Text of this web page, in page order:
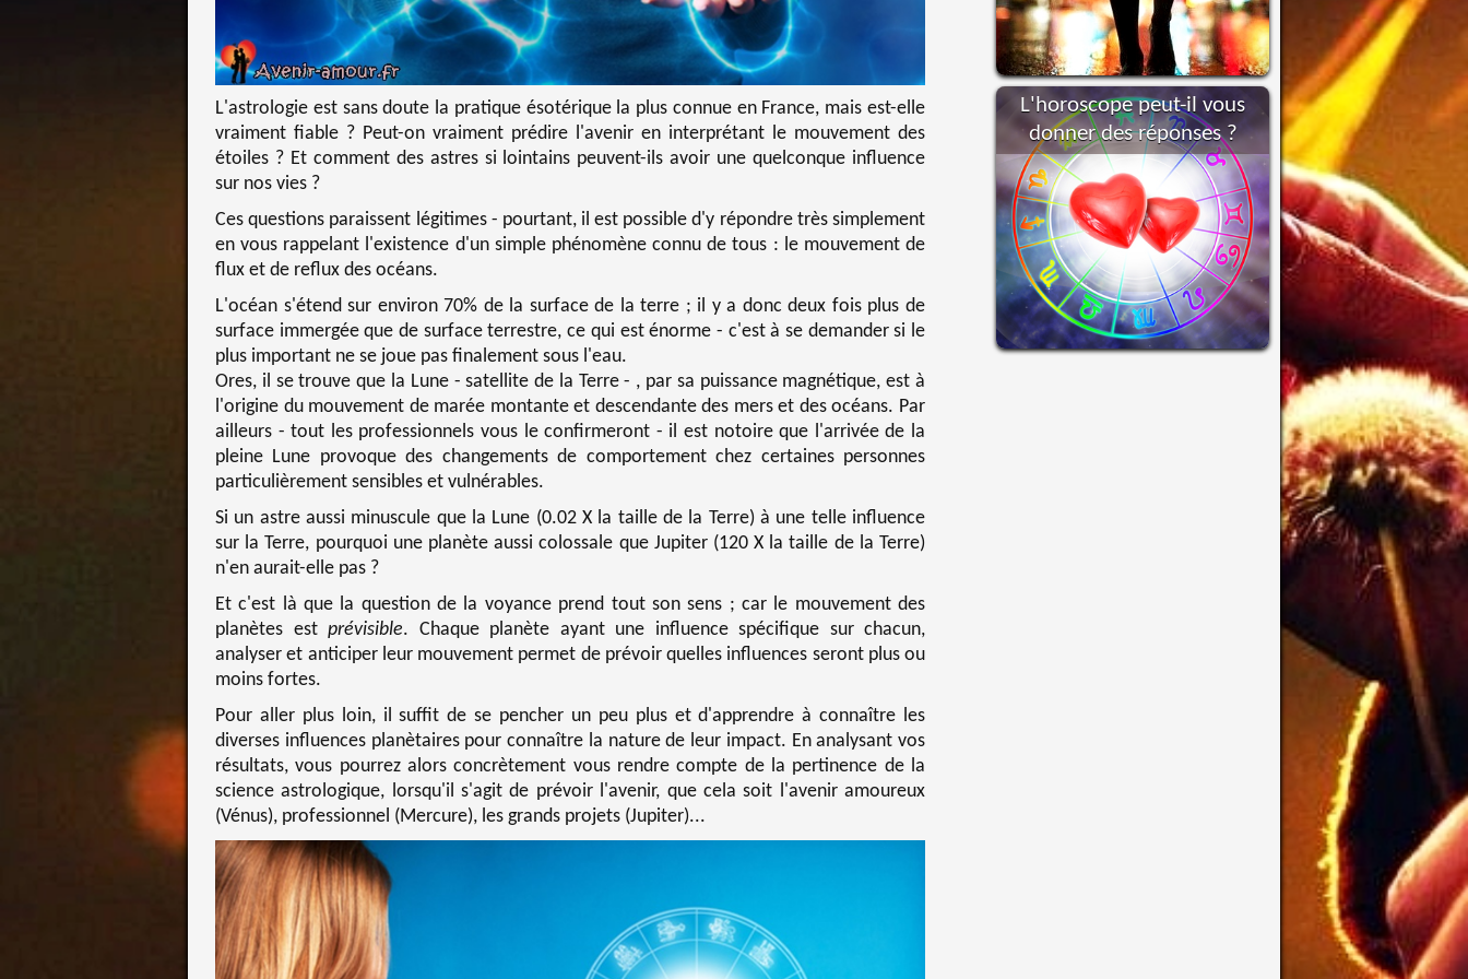
L'astrologie est sans doute la pratique ésotérique la plus connue en France, mais est-elle
vraiment fiable ? Peut-on vraiment prédire l'avenir en interprétant le mouvement des
étoiles ? Et comment des astres si lointains peuvent-ils avoir une quelconque influence
sur nos vies ?
Ces questions paraissent légitimes - pourtant, il est possible d'y répondre très simplement
en vous rappelant l'existence d'un simple phénomène connu de tous : le mouvement de
flux et de reflux des océans.
L'océan s'étend sur environ 70% de la surface de la terre ; il y a donc deux fois plus de
surface immergée que de surface terrestre, ce qui est énorme - c'est à se demander si le
plus important ne se joue pas finalement sous l'eau.
Ores, il se trouve que la Lune - satellite de la Terre - , par sa puissance magnétique, est à
l'origine du mouvement de marée montante et descendante des mers et des océans. Par
ailleurs - tout les professionnels vous le confirmeront - il est notoire que l'arrivée de la
pleine Lune provoque des changements de comportement chez certaines personnes
particulièrement sensibles et vulnérables.
Si un astre aussi minuscule que la Lune (0.02 X la taille de la Terre) à une telle influence
sur la Terre, pourquoi une planète aussi colossale que Jupiter (120 X la taille de la Terre)
n'en aurait-elle pas ?
Et c'est là que la question de la voyance prend tout son sens ; car le mouvement des
planètes est prévisible. Chaque planète ayant une influence spécifique sur chacun,
analyser et anticiper leur mouvement permet de prévoir quelles influences seront plus ou
moins fortes.
Pour aller plus loin, il suffit de se pencher un peu plus et d'apprendre à connaître les
diverses influences planètaires pour connaître la nature de leur impact. En analysant vos
résultats, vous pourrez alors concrètement vous rendre compte de la pertinence de la
science astrologique, lorsqu'il s'agit de prévoir l'avenir, que cela soit l'avenir amoureux
(Vénus), professionnel (Mercure), les grands projets (Jupiter)...
L'horoscope peut-il vous
donner des réponses ?